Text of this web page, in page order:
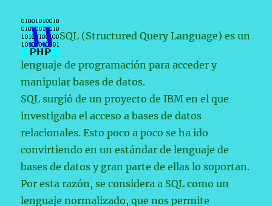
SQL (Structured Query Language) es un
lenguaje de programación para acceder y
manipular bases de datos.
SQL surgió de un proyecto de IBM en el que
investigaba el acceso a bases de datos
relacionales. Esto poco a poco se ha ido
convirtiendo en un estándar de lenguaje de
bases de datos y gran parte de ellas lo soportan.
Por esta razón, se considera a SQL como un
lenguaje normalizado, que nos permite